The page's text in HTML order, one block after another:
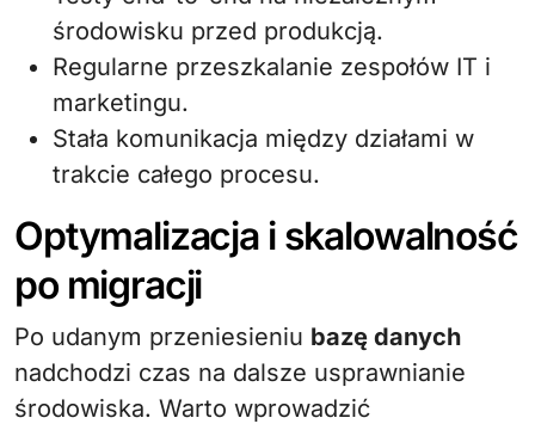
środowisku przed produkcją.
Regularne przeszkalanie zespołów IT i
marketingu.
Stała komunikacja między działami w
trakcie całego procesu.
Optymalizacja i skalowalność
po migracji
Po udanym przeniesieniu bazę danych
nadchodzi czas na dalsze usprawnianie
środowiska. Warto wprowadzić